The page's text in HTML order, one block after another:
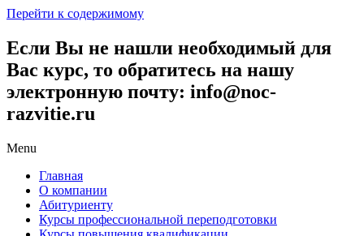
Перейти к содержимому
Если Вы не нашли необходимый для
Вас курс, то обратитесь на нашу
электронную почту: info@noc-
razvitie.ru
Menu
Главная
О компании
Абитуриенту
Курсы профессиональной переподготовки